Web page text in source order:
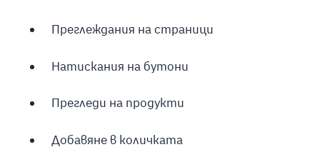
Преглеждания на страници
Натискания на бутони
Прегледи на продукти
Добавяне в количката